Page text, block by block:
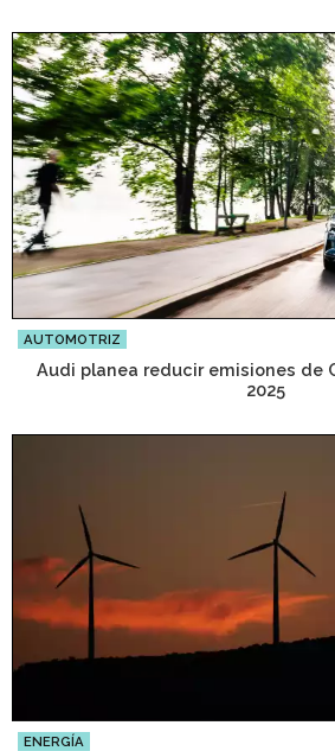
AUTOMOTRIZ
Audi planea reducir emisiones de
2025
ENERGÍA